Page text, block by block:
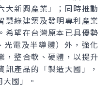
大新興產業」；同時推動
慧綠建築及發明專利產業
希望在台灣原本已具優勢
電及半導體）外，強化
，整合軟、硬體，以提升
產品的「製造大國」，
國」。